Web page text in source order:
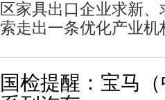
区家具出口企业求新
索走出一条优化产业
国检提醒：宝马